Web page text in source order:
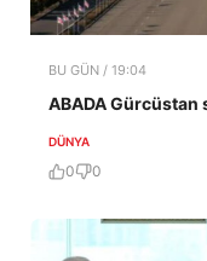
BU GÜN / 19:04
ABADA Gürcüstan
DÜNYA
0 0